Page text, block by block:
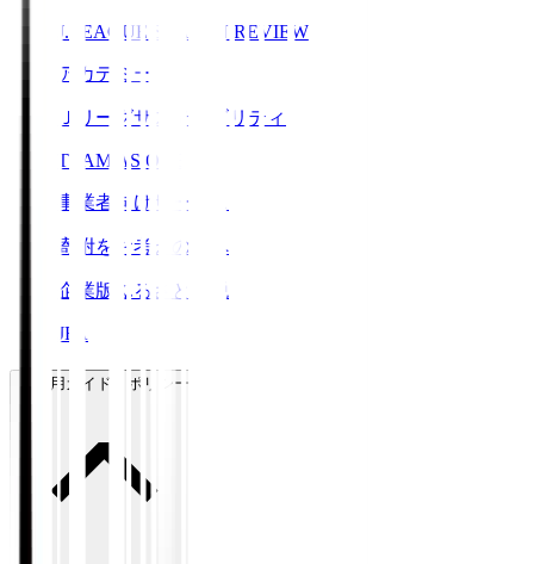
J.LEAGUE SEASON REVIEW
アカデミー
Ｊリーグサステナビリティ
TEAM AS ONE
事業者向けサービス
寄附をお考えの方へ
企業版ふるさと納税
JFA
ご利用ガイド・ポリシー